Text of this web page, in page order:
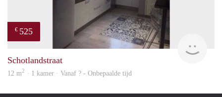
€ 525
Schotlandstraat
12 m2 · 1 kamer · Vanaf ? - Onbepaalde tijd